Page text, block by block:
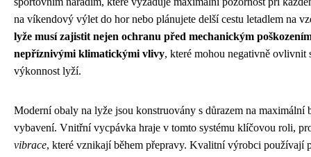
na víkendový výlet do hor nebo plánujete delší cestu letadlem na
lyže musí zajistit nejen ochranu před mechanickým
nepříznivými klimatickými vlivy, které mohou negativně ovlivnit
výkonnost lyží.
Moderní obaly na lyže jsou konstruovány s důrazem na maximální
vybavení. Vnitřní vycpávka hraje v tomto systému klíčovou roli,
vibrace, které vznikají během přepravy. Kvalitní výrobci používají